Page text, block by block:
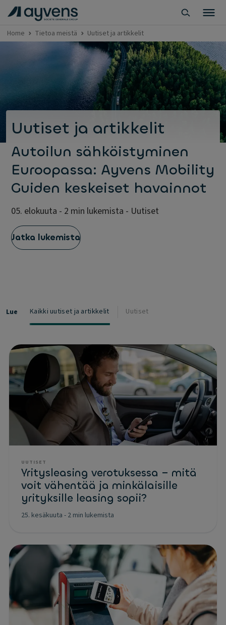
Home Tietoa meistä Uutiset ja artikkelit
Uutiset ja artikkelit
Autoilun sähköistyminen
Euroopassa: Ayvens Mobility
Guiden keskeiset havainnot
05. elokuuta - 2 min lukemista - Uutiset
Jatka lukemista
Lue Kaikki uutiset ja artikkelit Uutiset
UUTISET
Yritysleasing verotuksessa – mitä
voit vähentää ja minkälaisille
yrityksille leasing sopii?
25. kesäkuuta - 2 min lukemista